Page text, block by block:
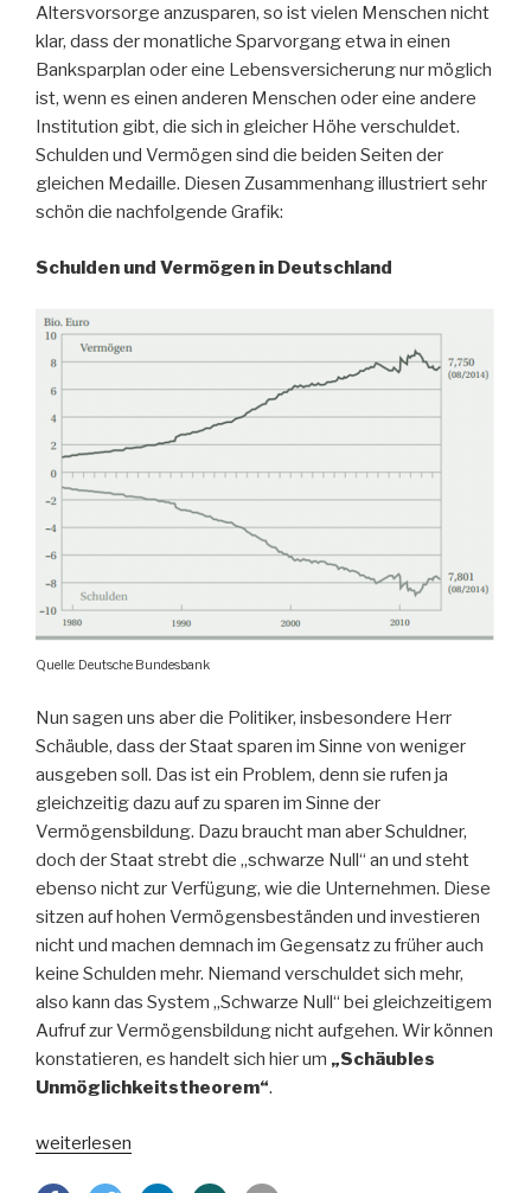
Altersvorsorge anzusparen, so ist vielen Menschen nicht
klar, dass der monatliche Sparvorgang etwa in einen
Banksparplan oder eine Lebensversicherung nur möglich
ist, wenn es einen anderen Menschen oder eine andere
Institution gibt, die sich in gleicher Höhe verschuldet.
Schulden und Vermögen sind die beiden Seiten der
gleichen Medaille. Diesen Zusammenhang illustriert sehr
schön die nachfolgende Grafik:
Schulden und Vermögen in Deutschland
Quelle: Deutsche Bundesbank
Nun sagen uns aber die Politiker, insbesondere Herr
Schäuble, dass der Staat sparen im Sinne von weniger
ausgeben soll. Das ist ein Problem, denn sie rufen ja
gleichzeitig dazu auf zu sparen im Sinne der
Vermögensbildung. Dazu braucht man aber Schuldner,
doch der Staat strebt die „schwarze Null“ an und steht
ebenso nicht zur Verfügung, wie die Unternehmen. Diese
sitzen auf hohen Vermögensbeständen und investieren
nicht und machen demnach im Gegensatz zu früher auch
keine Schulden mehr. Niemand verschuldet sich mehr,
also kann das System „Schwarze Null“ bei gleichzeitigem
Aufruf zur Vermögensbildung nicht aufgehen. Wir können
konstatieren, es handelt sich hier um „Schäubles
Unmöglichkeitstheorem“.
„Schäubles
weiterlesen